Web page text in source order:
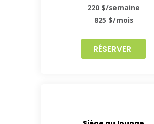
220 $/semaine
825 $/mois
RÉSERVER